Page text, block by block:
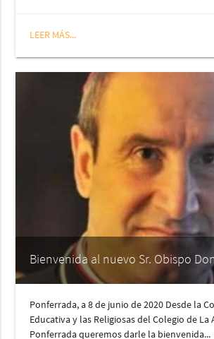
LEER MÁS...
Ponferrada, a 8 de junio de 2020 Desde la
Educativa y las Religiosas del Colegio de La
Ponferrada queremos darle la bienvenida...